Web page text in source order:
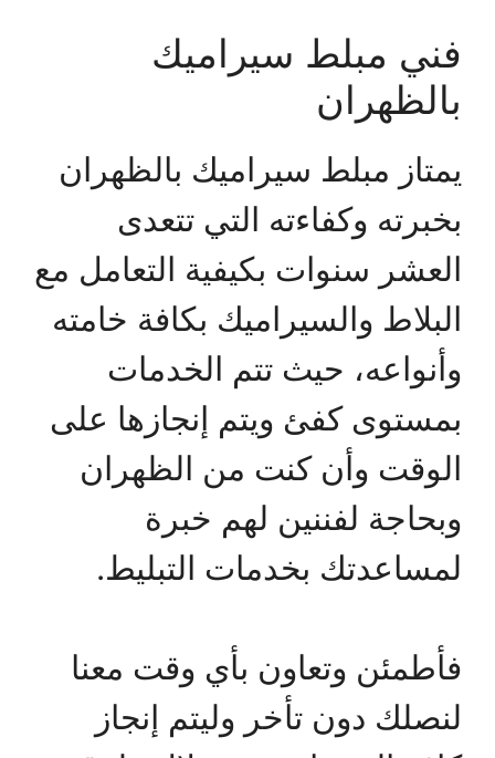
فني مبلط سيراميك
بالظهران
يمتاز مبلط سيراميك بالظهران
بخبرته وكفاءته التي تتعدى
العشر سنوات بكيفية التعامل مع
البلاط والسيراميك بكافة خامته
وأنواعه، حيث تتم الخدمات
بمستوى كفئ ويتم إنجازها على
الوقت وأن كنت من الظهران
وبحاجة لفننين لهم خبرة
لمساعدتك بخدمات التبليط.
فأطمئن وتعاون بأي وقت معنا
لنصلك دون تأخر وليتم إنجاز